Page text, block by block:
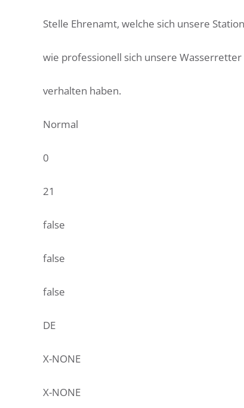
Stelle Ehrenamt, welche sich unsere
wie professionell sich unsere
verhalten haben.
Normal
0
21
false
false
false
DE
X-NONE
X-NONE